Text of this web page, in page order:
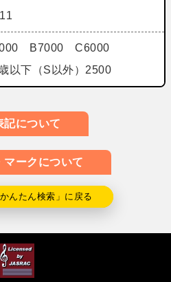
B7000 C6000
以下（S以外）2500
記について
マークについて
んたん検索」に戻る